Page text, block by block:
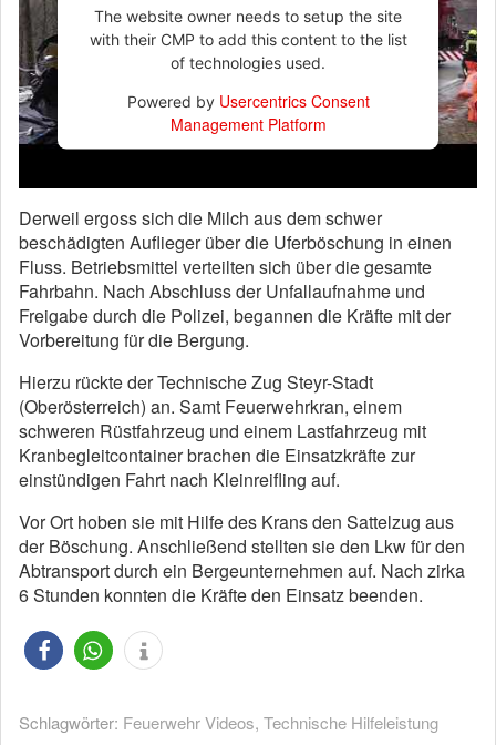
The website owner needs to setup the site
with their CMP to add this content to the list
of technologies used.
Powered by Usercentrics Consent
Management Platform
Derweil ergoss sich die Milch aus dem schwer
beschädigten Auflieger über die Uferböschung in einen
Fluss. Betriebsmittel verteilten sich über die gesamte
Fahrbahn. Nach Abschluss der Unfallaufnahme und
Freigabe durch die Polizei, begannen die Kräfte mit der
Vorbereitung für die Bergung.
Hierzu rückte der Technische Zug Steyr-Stadt
(Oberösterreich) an. Samt Feuerwehrkran, einem
schweren Rüstfahrzeug und einem Lastfahrzeug mit
Kranbegleitcontainer brachen die Einsatzkräfte zur
einstündigen Fahrt nach Kleinreifling auf.
Vor Ort hoben sie mit Hilfe des Krans den Sattelzug aus
der Böschung. Anschließend stellten sie den Lkw für den
Abtransport durch ein Bergeunternehmen auf. Nach zirka
6 Stunden konnten die Kräfte den Einsatz beenden.
Schlagwörter: Feuerwehr Videos, Technische Hilfeleistung